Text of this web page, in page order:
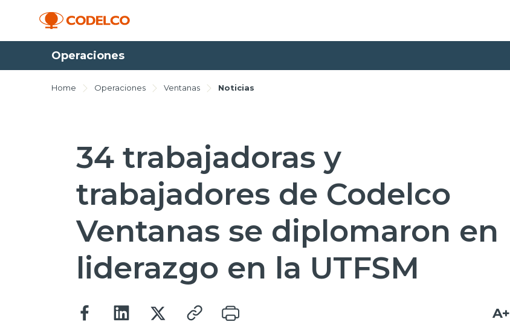
Operaciones
Home Operaciones Ventanas Noticias
34 trabajadoras y
trabajadores de Codelco
Ventanas se diplomaron en
liderazgo en la UTFSM
A+